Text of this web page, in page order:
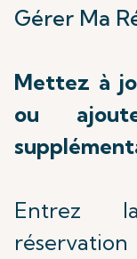
Gérer Ma
Mettez à
ou
Entrez